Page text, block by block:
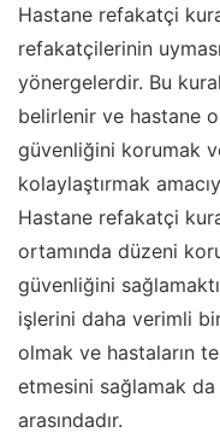
Hastane refakatçi
refakatçilerinin
yönergelerdir. Bu
belirlenir ve hastane
güvenliğini korumak
kolaylaştırmak
Hastane refakatçi
ortamında düzeni
güvenliğini
işlerini daha verimli
olmak ve hastaların
etmesini sağlamak da
arasındadır.